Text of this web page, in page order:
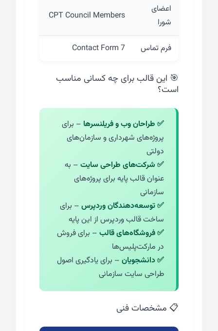
اعضای
شورا
CPT Council Members
فرم تماس Contact Form 7
🎯 این قالب برای چه کسانی مناسب
است؟
✅ طراحان وب و فریلنسرها – برای
پروژه‌های شهرداری و سازمان‌های
دولتی
✅ شرکت‌های طراحی سایت – به
عنوان قالب پایه برای پروژه‌های
سازمانی
✅ توسعه‌دهندگان وردپرس – برای
ساخت قالب وردپرس از این پایه
✅ فروشگاه‌های قالب – برای فروش
در مارکت‌پلیس‌ها
✅ دانشجویان – برای یادگیری اصول
طراحی سایت سازمانی
📋 مشخصات فنی